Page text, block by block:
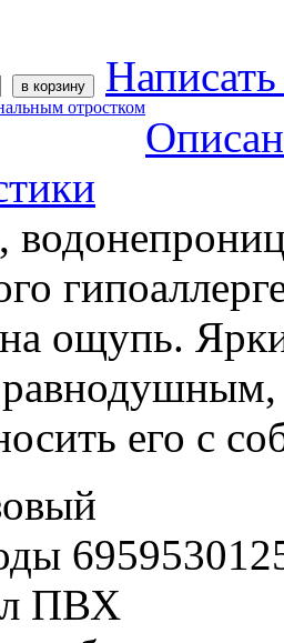
отростком
ощупь.
его с
ПВХ